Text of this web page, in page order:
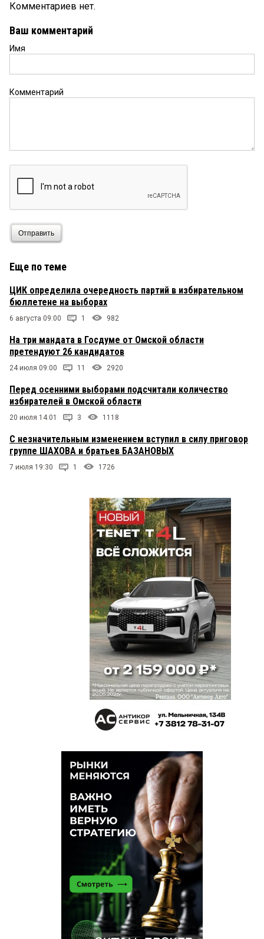
Комментариев нет.
Ваш комментарий
Имя
Комментарий
Отправить
Еще по теме
ЦИК определила очередность партий в избирательном
бюллетене на выборах
6 августа 09:00 1 982
На три мандата в Госдуме от Омской области
претендуют 26 кандидатов
24 июля 09:00 11 2920
Перед осенними выборами подсчитали количество
избирателей в Омской области
20 июля 14:01 3 1118
С незначительным изменением вступил в силу приговор
группе ШАХОВА и братьев БАЗАНОВЫХ
7 июля 19:30 1 1726